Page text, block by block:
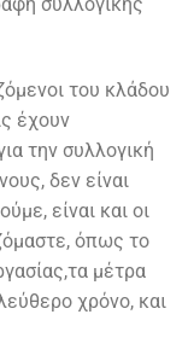
του κλάδου
έχουν
την συλλογική
δεν είναι
είναι και οι
όπως το
μέτρα
χρόνο, και